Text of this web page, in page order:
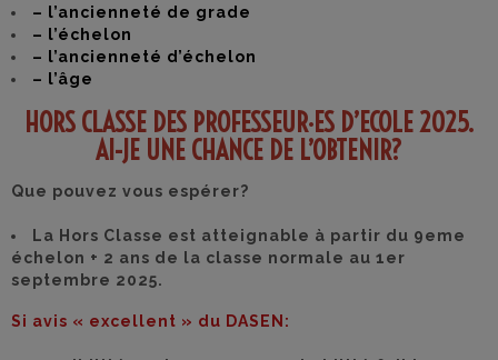
– l’ancienneté de grade
– l’échelon
– l’ancienneté d’échelon
– l’âge
HORS CLASSE DES PROFESSEUR·ES D’ECOLE 2025.
AI-JE UNE CHANCE DE L’OBTENIR?
Que pouvez vous espérer?
La Hors Classe est atteignable à partir du 9eme
échelon + 2 ans de la classe normale au 1er
septembre 2025.
Si avis « excellent » du DASEN: